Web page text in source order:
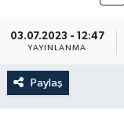
03.07.2023 - 12:47
YAYINLANMA
Paylaş